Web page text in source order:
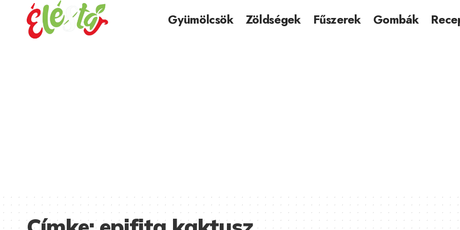
Gyümölcsök Zöldségek Fűszerek Gombák